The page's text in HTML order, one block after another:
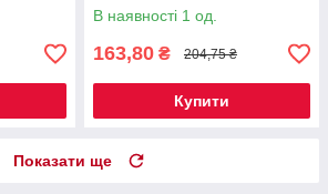
В наявності 1 од.
163,80 ₴ 204,75 ₴
Купити
Показати ще